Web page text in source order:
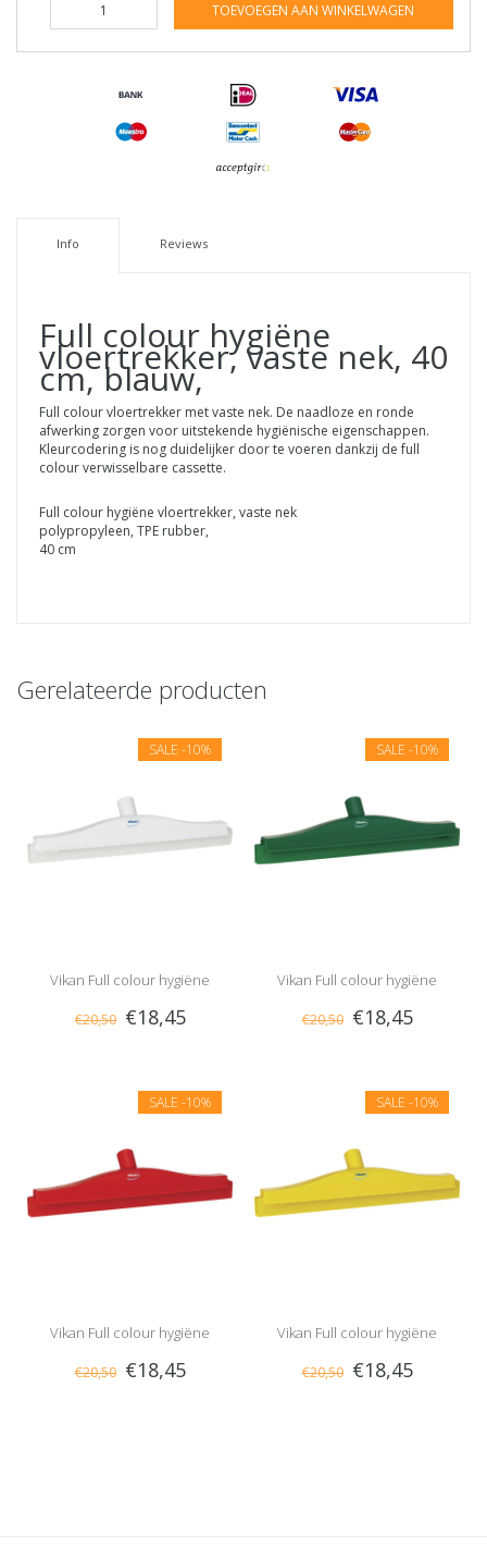
TOEVOEGEN AAN WINKELWAGEN
Info Reviews
Full colour hygiëne
vloertrekker, vaste nek, 40
cm, blauw,
Full colour vloertrekker met vaste nek. De naadloze en ronde
afwerking zorgen voor uitstekende hygiënische eigenschappen.
Kleurcodering is nog duidelijker door te voeren dankzij de full
colour verwisselbare cassette.
Full colour hygiëne vloertrekker, vaste nek
polypropyleen, TPE rubber,
40 cm
Gerelateerde producten
SALE -10%
Vikan Full colour hygiëne
vloertrekker, vaste nek, 40 cm,
€20,50 €18,45
SALE -10%
Vikan Full colour hygiëne
vloertrekker, vaste nek, 40 cm,
€20,50 €18,45
SALE -10%
Vikan Full colour hygiëne
vloertrekker, vaste nek, 40 cm,
€20,50 €18,45
SALE -10%
Vikan Full colour hygiëne
vloertrekker, vaste nek, 40 cm,
€20,50 €18,45